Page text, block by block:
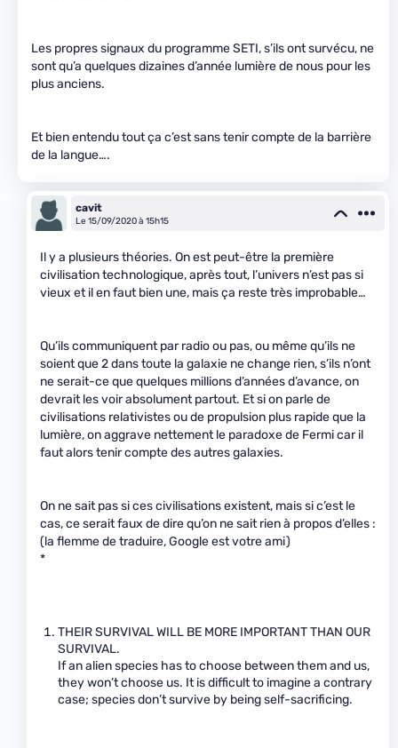
Les propres signaux du programme SETI, s’ils ont survécu, ne
sont qu’a quelques dizaines d’année lumière de nous pour les
plus anciens.
Et bien entendu tout ça c’est sans tenir compte de la barrière
de la langue….
cavit
Le 15/09/2020 à 15h15
Il y a plusieurs théories. On est peut-être la première
civilisation technologique, après tout, l’univers n’est pas si
vieux et il en faut bien une, mais ça reste très improbable…
Qu’ils communiquent par radio ou pas, ou même qu’ils ne
soient que 2 dans toute la galaxie ne change rien, s’ils n’ont
ne serait-ce que quelques millions d’années d’avance, on
devrait les voir absolument partout. Et si on parle de
civilisations relativistes ou de propulsion plus rapide que la
lumière, on aggrave nettement le paradoxe de Fermi car il
faut alors tenir compte des autres galaxies.
On ne sait pas si ces civilisations existent, mais si c’est le
cas, ce serait faux de dire qu’on ne sait rien à propos d’elles :
(la flemme de traduire, Google est votre ami)
*
THEIR SURVIVAL WILL BE MORE IMPORTANT THAN OUR
SURVIVAL.
If an alien species has to choose between them and us,
they won’t choose us. It is difficult to imagine a contrary
case; species don’t survive by being self-sacrificing.